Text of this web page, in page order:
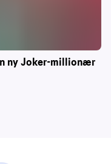
ny Joker-millionær